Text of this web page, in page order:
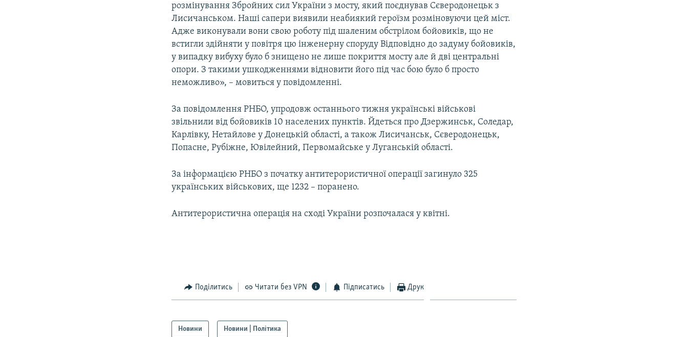
розмінування Збройних сил України з мосту, який поєднував Сєверодонецьк з
Лисичанськом. Наші сапери виявили неабиякий героїзм розміновуючи цей міст.
Адже виконували вони свою роботу під шаленим обстрілом бойовиків, що не
встигли здійняти у повітря цю інженерну споруду Відповідно до задуму бойовиків,
у випадку вибуху було б знищено не лише покриття мосту але й дві центральні
опори. З такими ушкодженнями відновити його під час бою було б просто
неможливо», – мовиться у повідомленні.
За повідомлення РНБО, упродовж останнього тижня українські військові
звільнили від бойовиків 10 населених пунктів. Йдеться про Дзержинськ, Соледар,
Карлівку, Нетайлове у Донецькій області, а також Лисичанськ, Сєверодонецьк,
Попасне, Рубіжне, Ювілейний, Первомайське у Луганській області.
За інформацією РНБО з початку антитерористичної операції загинуло 325
українських військових, ще 1232 – поранено.
Антитерористична операція на сході України розпочалася у квітні.
Поділитись Читати без VPN Підписатись Друк
Новини Новини | Політика